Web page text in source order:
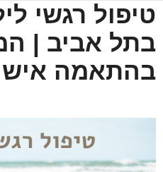
טיפול רגשי
בתל אביב |
בהתאמה